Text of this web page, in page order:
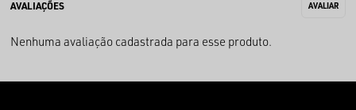
Nenhuma avaliação cadastrada para esse produto.